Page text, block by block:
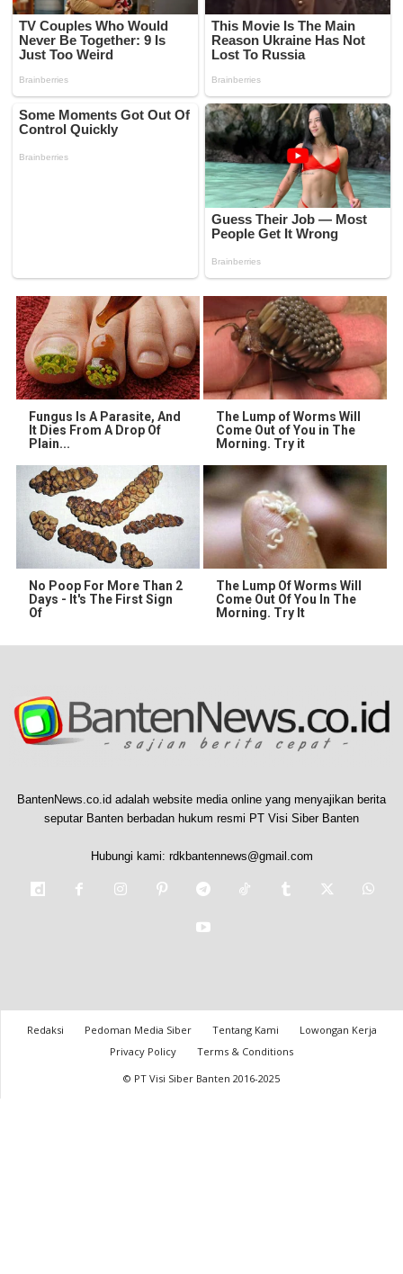
Fungus Is A Parasite, And
It Dies From A Drop Of
Plain...
The Lump of Worms Will
Come Out of You in The
Morning. Try it
No Poop For More Than 2
Days - It's The First Sign
Of
The Lump Of Worms Will
Come Out Of You In The
Morning. Try It
BantenNews.co.id adalah website media online yang menyajikan berita
seputar Banten berbadan hukum resmi PT Visi Siber Banten
Hubungi kami: rdkbantennews@gmail.com
Redaksi Pedoman Media Siber Tentang Kami
Lowongan Kerja
Privacy Policy
Terms & Conditions
© PT Visi Siber Banten 2016-2025